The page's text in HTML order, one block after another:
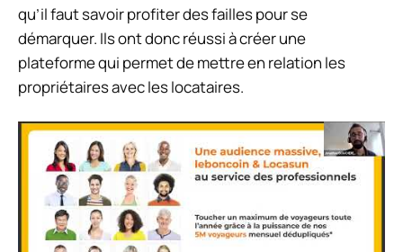
qu’il faut savoir profiter des failles pour se
démarquer. Ils ont donc réussi à créer une
plateforme qui permet de mettre en relation les
propriétaires avec les locataires.